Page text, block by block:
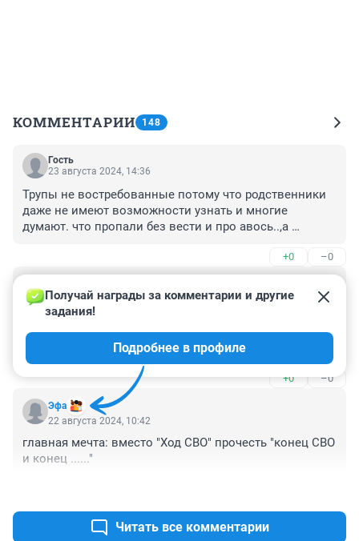
КОММЕНТАРИИ 148
Гость
23 августа 2024, 14:36
Трупы не востребованные потому что родственники
даже не имеют возможности узнать и многие
думают. что пропали без вести и про авось..,а
+0 –0
23 августа 2024, 12:38
Ну и в Оренбурге, где еще не все выплаты по паводку
получили, тоже на день города Шаман выступит за
гонорар 16,6 млн. рублей.
+0 –0
Эфа
Получай награды за комментарии и другие
задания!
Подробнее в профиле
22 августа 2024, 10:42
главная мечта: вместо "Ход СВО" прочесть "конец СВО
и конец ......"
Читать все комментарии